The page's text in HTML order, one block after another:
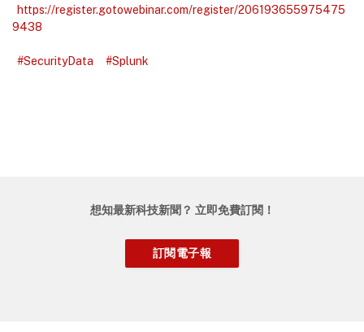
https://register.gotowebinar.com/register/206193655975475
9438
#SecurityData #Splunk
想知最新科技新聞？ 立即免費訂閱！